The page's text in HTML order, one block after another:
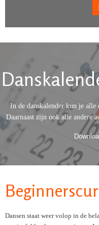
In de danskalender kun je alle
Daarnaast zijn ook alle andere
Dansen staat weer volop in de